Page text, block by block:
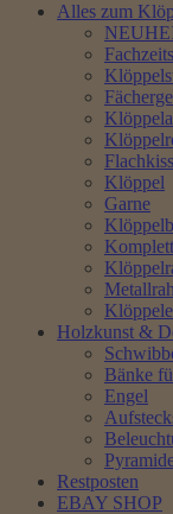
Alles zum
Klöppel
Garne
Holzkunst &
Bänke
Engel
Restposten
EBAY SHOP